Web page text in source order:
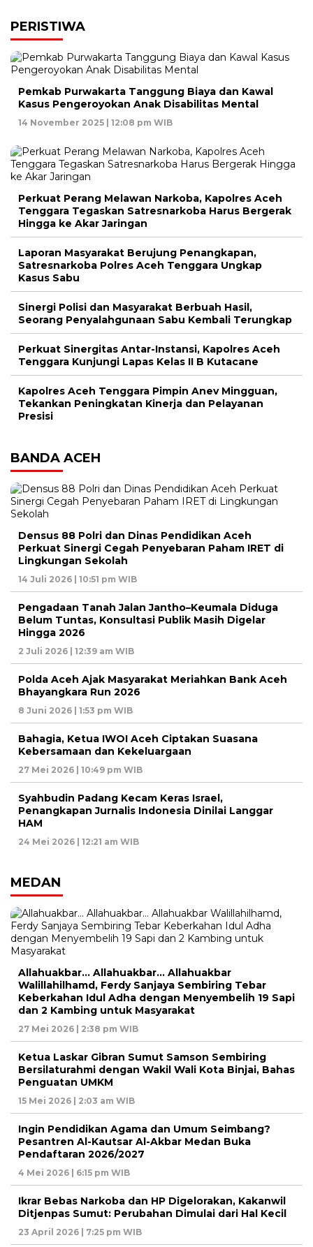
PERISTIWA
Pemkab Purwakarta Tanggung Biaya dan Kawal
Kasus Pengeroyokan Anak Disabilitas Mental
14 November 2025 | 12:08 pm WIB
Perkuat Perang Melawan Narkoba, Kapolres Aceh
Tenggara Tegaskan Satresnarkoba Harus Bergerak
Hingga ke Akar Jaringan
Laporan Masyarakat Berujung Penangkapan,
Satresnarkoba Polres Aceh Tenggara Ungkap
Kasus Sabu
Sinergi Polisi dan Masyarakat Berbuah Hasil,
Seorang Penyalahgunaan Sabu Kembali Terungkap
Perkuat Sinergitas Antar-Instansi, Kapolres Aceh
Tenggara Kunjungi Lapas Kelas II B Kutacane
Kapolres Aceh Tenggara Pimpin Anev Mingguan,
Tekankan Peningkatan Kinerja dan Pelayanan
Presisi
BANDA ACEH
Densus 88 Polri dan Dinas Pendidikan Aceh
Perkuat Sinergi Cegah Penyebaran Paham IRET di
Lingkungan Sekolah
14 Juli 2026 | 10:51 pm WIB
Pengadaan Tanah Jalan Jantho–Keumala Diduga
Belum Tuntas, Konsultasi Publik Masih Digelar
Hingga 2026
2 Juli 2026 | 12:39 am WIB
Polda Aceh Ajak Masyarakat Meriahkan Bank Aceh
Bhayangkara Run 2026
8 Juni 2026 | 1:53 pm WIB
Bahagia, Ketua IWOI Aceh Ciptakan Suasana
Kebersamaan dan Kekeluargaan
27 Mei 2026 | 10:49 pm WIB
Syahbudin Padang Kecam Keras Israel,
Penangkapan Jurnalis Indonesia Dinilai Langgar
HAM
24 Mei 2026 | 12:21 am WIB
MEDAN
Allahuakbar… Allahuakbar… Allahuakbar
Walillahilhamd, Ferdy Sanjaya Sembiring Tebar
Keberkahan Idul Adha dengan Menyembelih 19 Sapi
dan 2 Kambing untuk Masyarakat
27 Mei 2026 | 2:38 pm WIB
Ketua Laskar Gibran Sumut Samson Sembiring
Bersilaturahmi dengan Wakil Wali Kota Binjai, Bahas
Penguatan UMKM
15 Mei 2026 | 2:03 am WIB
Ingin Pendidikan Agama dan Umum Seimbang?
Pesantren Al-Kautsar Al-Akbar Medan Buka
Pendaftaran 2026/2027
4 Mei 2026 | 6:15 pm WIB
Ikrar Bebas Narkoba dan HP Digelorakan, Kakanwil
Ditjenpas Sumut: Perubahan Dimulai dari Hal Kecil
23 April 2026 | 7:25 pm WIB